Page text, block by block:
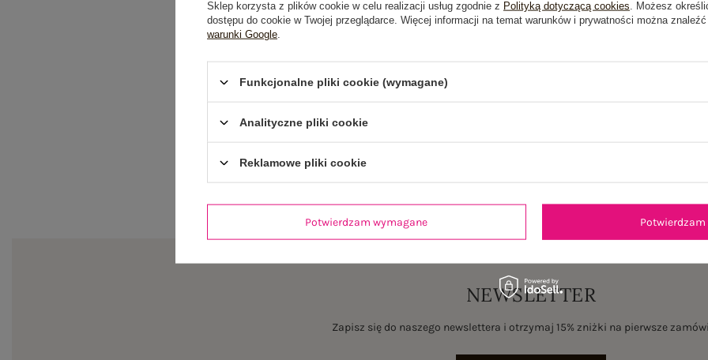
NEWSLETTER
Zapisz się do naszego newslettera i otrzymaj 15% zniżki na pierwsze
Sklep korzysta z plików cookie w celu realizacji usług zgodnie z Polityką dotyczącą cookies . Możesz
dostępu do cookie w Twojej przeglądarce. Więcej informacji na temat warunków i prywatności można
warunki Google
Funkcjonalne pliki cookie (wymagane)
Analityczne pliki cookie
Reklamowe pliki cookie
Potwierdzam wymagane